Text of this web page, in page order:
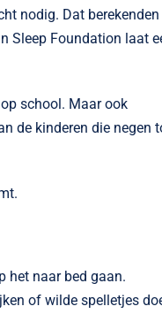
nodig. Dat berekenden
Sleep Foundation laat
school. Maar ook
de kinderen die negen
het naar bed gaan.
of wilde spelletjes